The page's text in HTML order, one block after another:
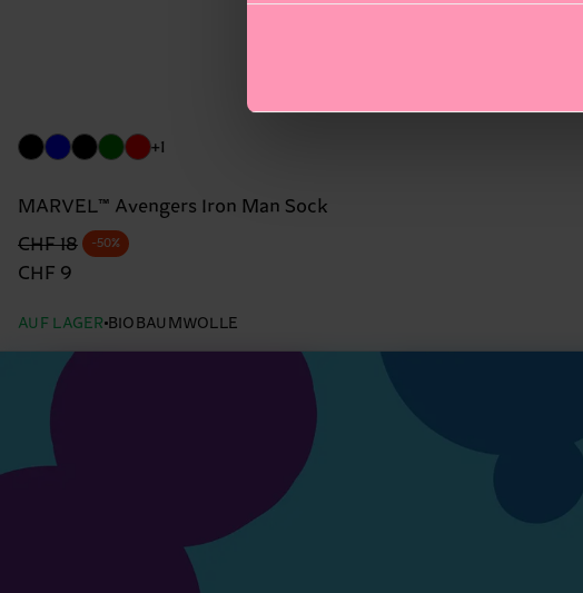
+1
MARVEL™ Avengers Iron Man Sock
Originalpreis
CHF 18
Reduzierter Preis
CHF 9
-50%
AUF LAGER BIOBAUMWOLLE